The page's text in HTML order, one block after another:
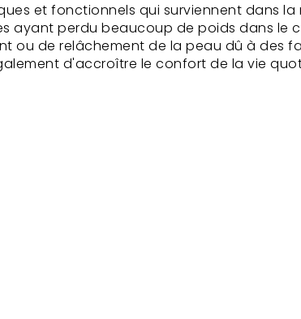
et fonctionnels qui surviennent dans la
ayant perdu beaucoup de poids dans le
ou de relâchement de la peau dû à des
d'accroître le confort de la vie